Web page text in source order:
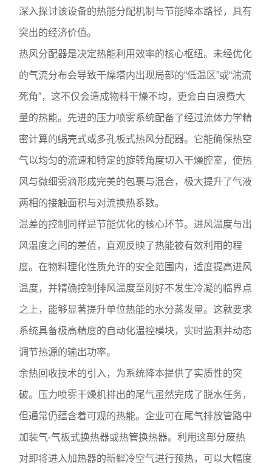
深入探讨该设备的热能分配机制与节能降本路径，具有
突出的经济价值。
热风分配器是决定热能利用效率的核心枢纽。未经优化
的气流分布会导致干燥塔内出现局部的“低温区”或“湍流
死角”，这不仅会造成物料干燥不均，更会白白浪费大
量的热能。先进的压力喷雾系统配备了经过流体力学精
密计算的蜗壳式或多孔板式热风分配器。它能确保热空
气以均匀的流速和特定的旋转角度切入干燥腔室，使热
风与微细雾滴形成完美的包裹与混合，极大提升了气液
两相的接触面积与对流换热系数。
温差的控制同样是节能优化的核心环节。进风温度与出
风温度之间的差值，直观反映了热能被有效利用的程
度。在物料理化性质允许的安全范围内，适度提高进风
温度，并精确控制排风温度至刚好不发生冷凝的临界点
之上，能够显著提升单位热能的水分蒸发量。这就要求
系统具备极高精度的自动化温控模块，实时监测并动态
调节热源的输出功率。
余热回收技术的引入，为系统降本提供了实质性的突
破。压力喷雾干燥机排出的尾气虽然完成了脱水任务，
但通常仍蕴含着可观的热能。企业可在尾气排放管路中
加装气-气板式换热器或热管换热器。利用这部分废热
对即将进入加热器的新鲜冷空气进行预热，可以大幅度